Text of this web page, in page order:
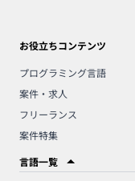
お役立ちコンテンツ
プログラミング言語
案件・求人
フリーランス
案件特集
言語一覧